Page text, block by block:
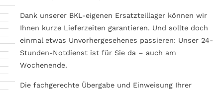
Dank unserer BKL-eigenen Ersatzteillager können wir
Ihnen kurze Lieferzeiten garantieren. Und sollte doch
einmal etwas Unvorhergesehenes passieren: Unser 24-
Stunden-Notdienst ist für Sie da – auch am
Wochenende.
Die fachgerechte Übergabe und Einweisung Ihrer